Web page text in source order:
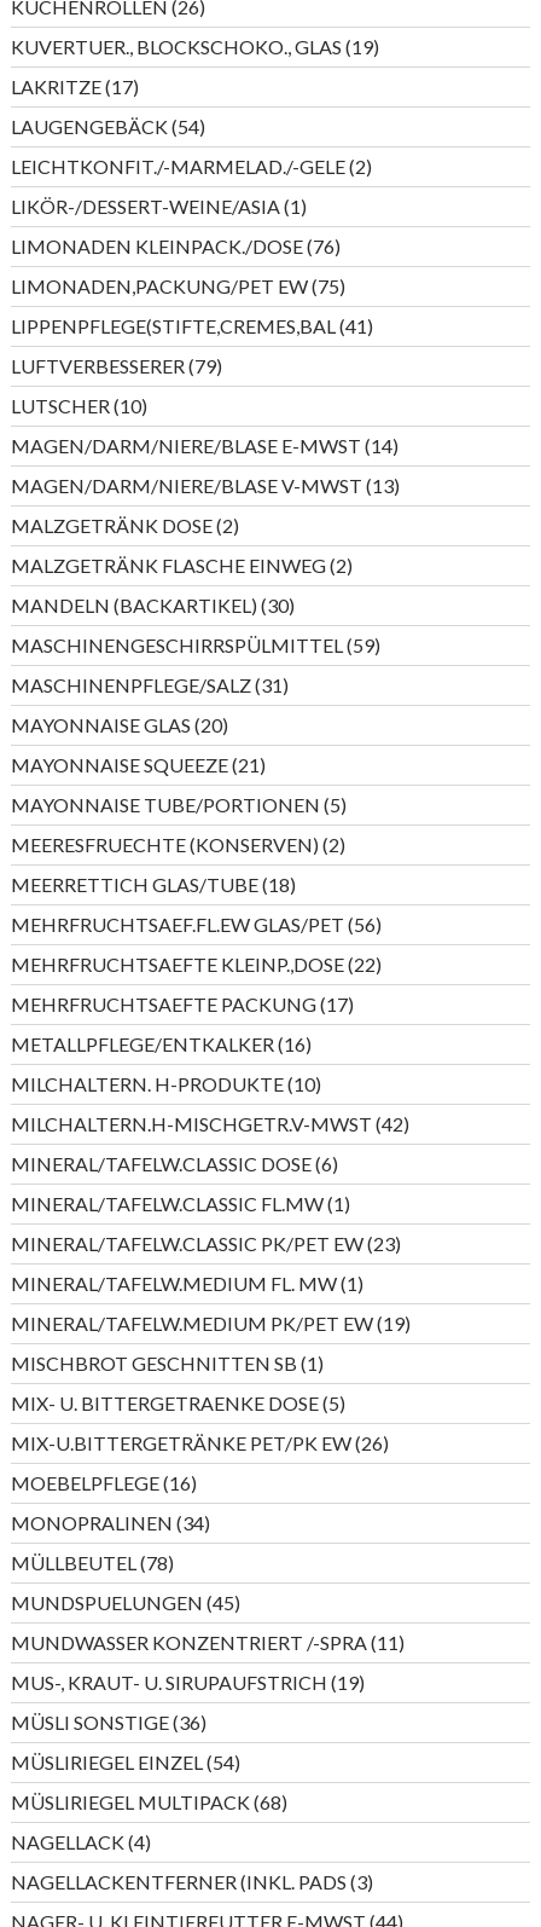
KÜCHENROLLEN 2626
Produkte
KUVERTUER., BLOCKSCHOKO., GLAS 1919
Produkte
LAKRITZE 1717
Produkte
LAUGENGEBÄCK 5454
Produkte
LEICHTKONFIT./-MARMELAD./-GELE 22
Produkte
LIKÖR-/DESSERT-WEINE/ASIA 11
Produkt
LIMONADEN KLEINPACK./DOSE 7676
Produkte
LIMONADEN,PACKUNG/PET EW 7575
Produkte
LIPPENPFLEGE(STIFTE,CREMES,BAL 4141
Produkte
LUFTVERBESSERER 7979
Produkte
LUTSCHER 1010
Produkte
MAGEN/DARM/NIERE/BLASE E-MWST 1414
Produkte
MAGEN/DARM/NIERE/BLASE V-MWST 1313
Produkte
MALZGETRÄNK DOSE 22
Produkte
MALZGETRÄNK FLASCHE EINWEG 22
Produkte
MANDELN (BACKARTIKEL) 3030
Produkte
MASCHINENGESCHIRRSPÜLMITTEL 5959
Produkte
MASCHINENPFLEGE/SALZ 3131
Produkte
MAYONNAISE GLAS 2020
Produkte
MAYONNAISE SQUEEZE 2121
Produkte
MAYONNAISE TUBE/PORTIONEN 55
Produkte
MEERESFRUECHTE (KONSERVEN) 22
Produkte
MEERRETTICH GLAS/TUBE 1818
Produkte
MEHRFRUCHTSAEF.FL.EW GLAS/PET 5656
Produkte
MEHRFRUCHTSAEFTE KLEINP.,DOSE 2222
Produkte
MEHRFRUCHTSAEFTE PACKUNG 1717
Produkte
METALLPFLEGE/ENTKALKER 1616
Produkte
MILCHALTERN. H-PRODUKTE 1010
Produkte
MILCHALTERN.H-MISCHGETR.V-MWST 4242
Produkte
MINERAL/TAFELW.CLASSIC DOSE 66
Produkte
MINERAL/TAFELW.CLASSIC FL.MW 11
Produkt
MINERAL/TAFELW.CLASSIC PK/PET EW 2323
Produkte
MINERAL/TAFELW.MEDIUM FL. MW 11
Produkt
MINERAL/TAFELW.MEDIUM PK/PET EW 1919
Produkte
MISCHBROT GESCHNITTEN SB 11
Produkt
MIX- U. BITTERGETRAENKE DOSE 55
Produkte
MIX-U.BITTERGETRÄNKE PET/PK EW 2626
Produkte
MOEBELPFLEGE 1616
Produkte
MONOPRALINEN 3434
Produkte
MÜLLBEUTEL 7878
Produkte
MUNDSPUELUNGEN 4545
Produkte
MUNDWASSER KONZENTRIERT /-SPRA 1111
Produkte
MUS-, KRAUT- U. SIRUPAUFSTRICH 1919
Produkte
MÜSLI SONSTIGE 3636
Produkte
MÜSLIRIEGEL EINZEL 5454
Produkte
MÜSLIRIEGEL MULTIPACK 6868
Produkte
NAGELLACK 44
Produkte
NAGELLACKENTFERNER (INKL. PADS 33
Produkte
NAGER- U. KLEINTIERFUTTER E-MWST 4444